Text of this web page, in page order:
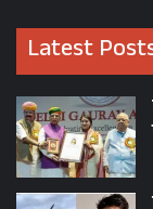
Latest